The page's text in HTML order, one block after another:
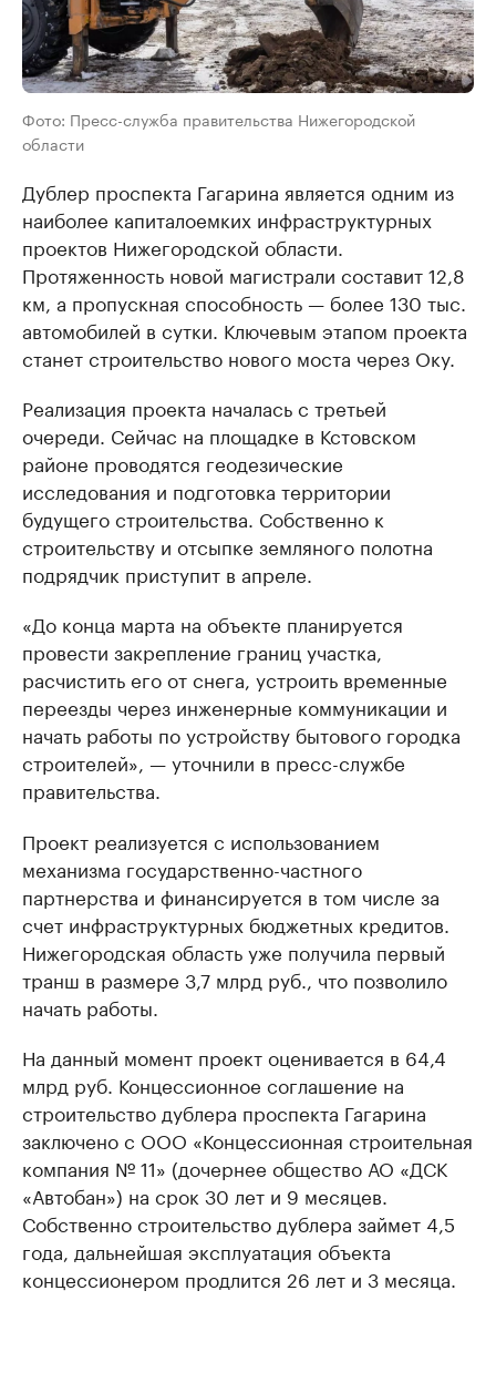
Фото: Пресс-служба правительства Нижегородской
области
Дублер проспекта Гагарина является одним из
наиболее капиталоемких инфраструктурных
проектов Нижегородской области.
Протяженность новой магистрали составит 12,8
км, а пропускная способность — более 130 тыс.
автомобилей в сутки. Ключевым этапом проекта
станет строительство нового моста через Оку.
Реализация проекта началась с третьей
очереди. Сейчас на площадке в Кстовском
районе проводятся геодезические
исследования и подготовка территории
будущего строительства. Собственно к
строительству и отсыпке земляного полотна
подрядчик приступит в апреле.
«До конца марта на объекте планируется
провести закрепление границ участка,
расчистить его от снега, устроить временные
переезды через инженерные коммуникации и
начать работы по устройству бытового городка
строителей», — уточнили в пресс-службе
правительства.
Проект реализуется с использованием
механизма государственно-частного
партнерства и финансируется в том числе за
счет инфраструктурных бюджетных кредитов.
Нижегородская область уже получила первый
транш в размере 3,7 млрд руб., что позволило
начать работы.
На данный момент проект оценивается в 64,4
млрд руб. Концессионное соглашение на
строительство дублера проспекта Гагарина
заключено с ООО «Концессионная строительная
компания № 11» (дочернее общество АО «ДСК
«Автобан») на срок 30 лет и 9 месяцев.
Собственно строительство дублера займет 4,5
года, дальнейшая эксплуатация объекта
концессионером продлится 26 лет и 3 месяца.